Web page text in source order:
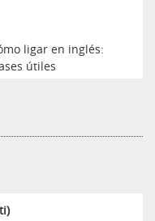
ligar en inglés:
útiles